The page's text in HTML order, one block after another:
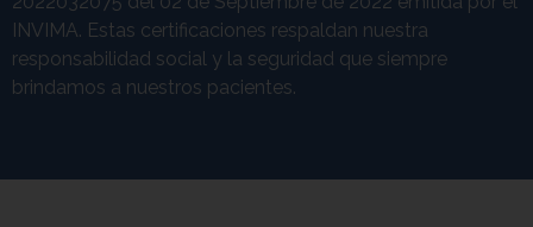
INVIMA. Estas certificaciones respaldan nuestra
responsabilidad social y la seguridad que siempre
brindamos a nuestros pacientes.